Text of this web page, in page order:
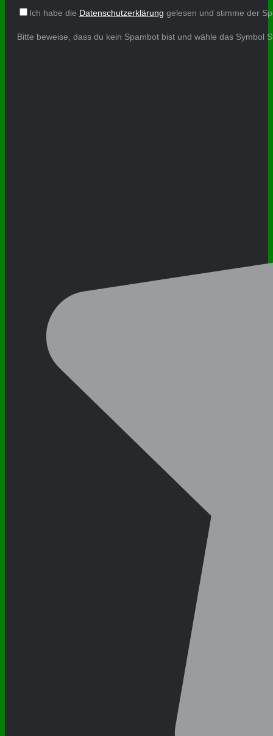
Ich habe die Datenschutzerklärung gelesen und stimme der
Bitte beweise, dass du kein Spambot bist und wähle das Symbol